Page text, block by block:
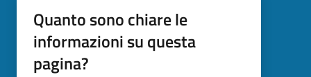
Quanto sono chiare le
informazioni su questa
pagina?